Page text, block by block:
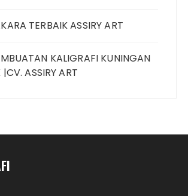
TERBAIK ASSIRY ART
KALIGRAFI KUNINGAN
|CV. ASSIRY ART